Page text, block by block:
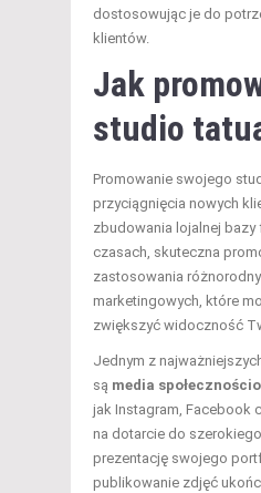
dostosowując je do
klientów.
Jak
studio
Promowanie swojego
przyciągnięcia nowych
zbudowania lojalnej bazy
czasach, skuteczna
zastosowania
marketingowych, które
zwiększyć widoczność
Jednym z
są media
jak Instagram, Facebook
na dotarcie do
prezentację swojego
publikowanie zdjęć